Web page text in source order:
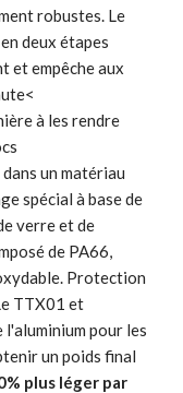
robustes. Le
deux étapes
et empêche aux
à les rendre
un matériau
spécial à base de
verre et de
de PA66,
Protection
TTX01 et
pour les
un poids final
plus léger par